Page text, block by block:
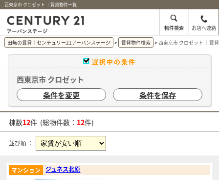
西東京市 クロゼット ｜賃貸物件一覧
物件検索
お店へ連絡
田無の賃貸｜センチュリー21アーバンステージ
賃貸物件検索 西東京市 クロゼット ｜賃
選択中の条件
西東京市 クロゼット
条件を変更
条件を保存
棟数12件 (総物件数： 12件)
並び順 ：
ジュネス北原
マンション